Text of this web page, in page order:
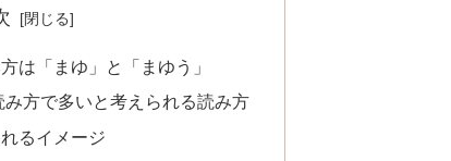
は「まゆ」と「まゆう」
み方で多いと考えられる読み方
るイメージ